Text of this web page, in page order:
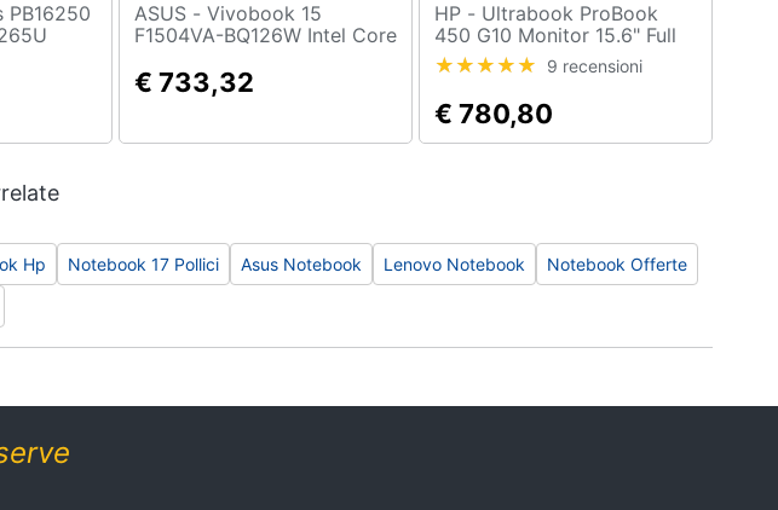
DDR5-
Wi-Fi
ASUS - Vivobook 15
F1504VA-BQ126W Intel Core
39,6 cm (15.6") Full HD 16
GB DDR4-SDRAM 512 GB
Windows 11 Home Italiano
€ 733,32
HP - Ultrabook ProBook
450 G10 Monitor 15.6" Full
HD Intel Core i5-1335U Ram
8 GB SSD 256GB 4x USB
3.2 Windows 11 Pro
9 recensioni
€ 780,80
Hp Notebook 17 Pollici Asus Notebook Lenovo Notebook Notebook Offerte